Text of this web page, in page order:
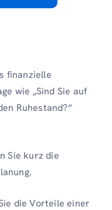
finanzielle
wie „Sind Sie auf
Ruhestand?“
Sie kurz die
die Vorteile einer